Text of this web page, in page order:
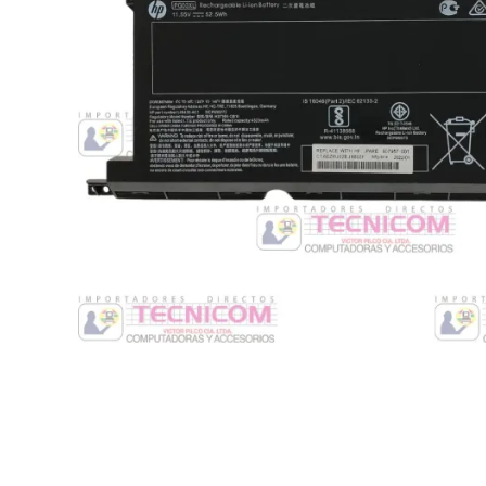
Monitores y TV
Punto de Venta
Accesorios y Periféricos
Software